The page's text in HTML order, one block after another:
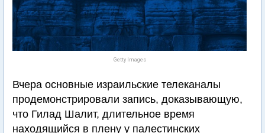
Getty Images
Вчера основные израильские телеканалы
продемонстрировали запись, доказывающую,
что Гилад Шалит, длительное время
находящийся в плену у палестинских